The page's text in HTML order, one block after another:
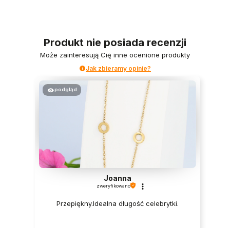
Produkt nie posiada recenzji
Może zainteresują Cię inne ocenione produkty
Jak zbieramy opinie?
podgląd
Joanna
zweryfikowano
Przepiękny.Idealna długość celebrytki.